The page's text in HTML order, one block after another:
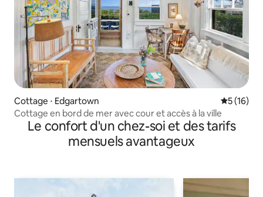
Cottage ⋅ Edgartown
5 (16)
Cottage en bord de mer avec cour et accès à la ville
Le confort d'un chez-soi et des tarifs
mensuels avantageux